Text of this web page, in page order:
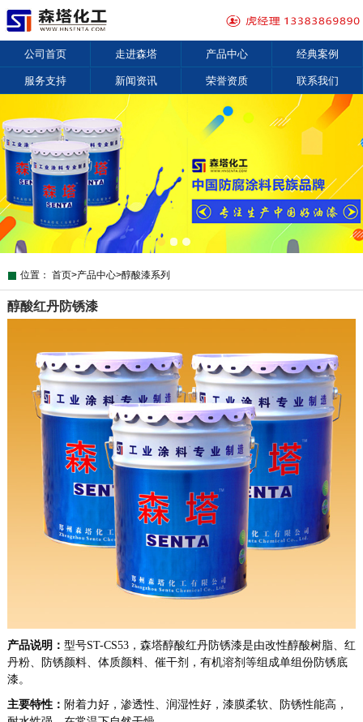
公司首页 走进森塔 产品中心 经典案例
服务支持 新闻资讯 荣誉资质 联系我们
位置： 首页>产品中心>醇酸漆系列
醇酸红丹防锈漆
产品说明： 型号ST-CS53，森塔醇酸红丹防锈漆是由改性醇酸树脂、 红
丹粉、
防锈颜料、体质颜料、催干剂，有机溶剂等组成单组份防锈底
漆。
主要特性： 附着力好，渗透性、润湿性好，漆膜柔软、防锈性能高，